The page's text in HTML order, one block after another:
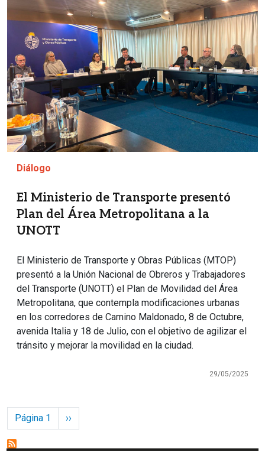
Diálogo
El Ministerio de Transporte presentó
Plan del Área Metropolitana a la
UNOTT
El Ministerio de Transporte y Obras Públicas (MTOP)
presentó a la Unión Nacional de Obreros y Trabajadores
del Transporte (UNOTT) el Plan de Movilidad del Área
Metropolitana, que contempla modificaciones urbanas
en los corredores de Camino Maldonado, 8 de Octubre,
avenida Italia y 18 de Julio, con el objetivo de agilizar el
tránsito y mejorar la movilidad en la ciudad.
29/05/2025
Paginación
Página 1 Siguiente página
››